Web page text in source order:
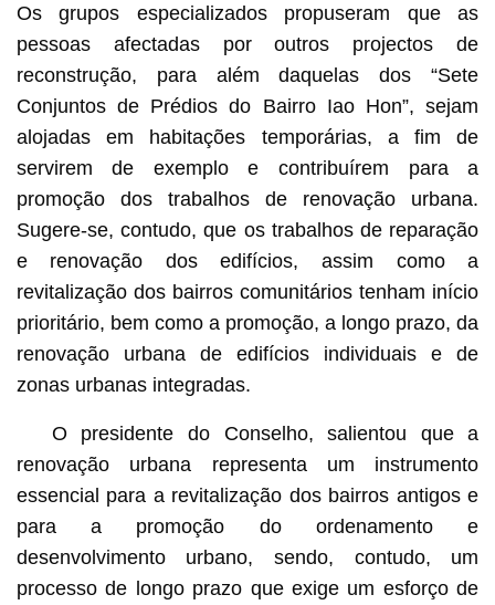
Os grupos especializados propuseram que as
pessoas afectadas por outros projectos de
reconstrução, para além daquelas dos “Sete
Conjuntos de Prédios do Bairro Iao Hon”, sejam
alojadas em habitações temporárias, a fim de
servirem de exemplo e contribuírem para a
promoção dos trabalhos de renovação urbana.
Sugere-se, contudo, que os trabalhos de reparação
e renovação dos edifícios, assim como a
revitalização dos bairros comunitários tenham início
prioritário, bem como a promoção, a longo prazo, da
renovação urbana de edifícios individuais e de
zonas urbanas integradas.
O presidente do Conselho, salientou que a
renovação urbana representa um instrumento
essencial para a revitalização dos bairros antigos e
para a promoção do ordenamento e
desenvolvimento urbano, sendo, contudo, um
processo de longo prazo que exige um esforço de